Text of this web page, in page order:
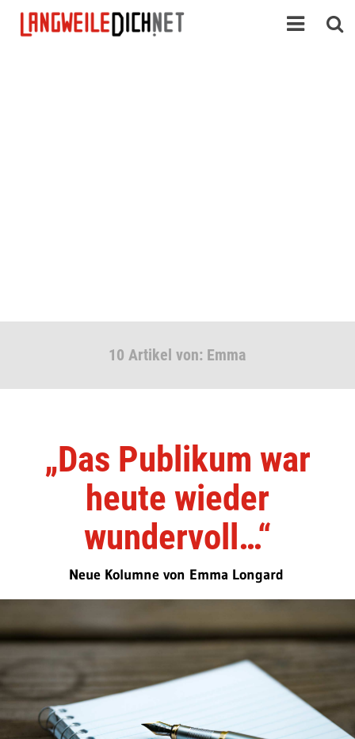
10 Artikel von: Emma
„Das Publikum war
heute wieder
wundervoll…“
Neue Kolumne von Emma Longard